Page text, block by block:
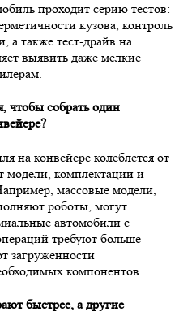
проходит серию тестов:
кузова, контроль
а также тест-драйв на
выявить даже мелкие
чтобы собрать один
на конвейере колеблется от
модели, комплектации и
массовые модели,
роботы, могут
автомобили с
требуют больше
загруженности
компонентов.
быстрее, а другие